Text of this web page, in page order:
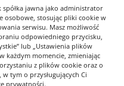
spółka jawna jako administrator
osobowe, stosując pliki cookie w
serwisu. Masz możliwość
odpowiedniego przycisku,
lub „Ustawienia plików
każdym momencie, zmieniając
z plików cookie oraz o
tym o przysługujących Ci
prywatności.